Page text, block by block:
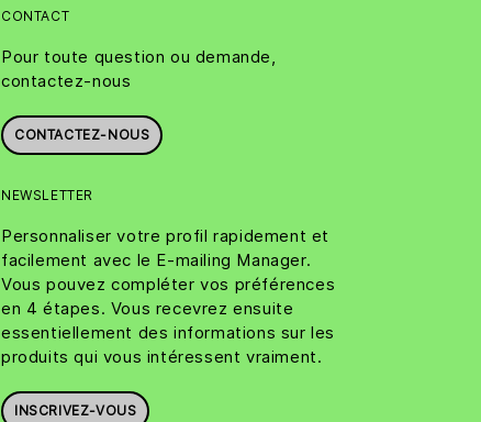
CONTACT
Pour toute question ou demande,
contactez-nous
CONTACTEZ-NOUS
NEWSLETTER
Personnaliser votre profil rapidement et
facilement avec le E-mailing Manager.
Vous pouvez compléter vos préférences
en 4 étapes. Vous recevrez ensuite
essentiellement des informations sur les
produits qui vous intéressent vraiment.
INSCRIVEZ-VOUS